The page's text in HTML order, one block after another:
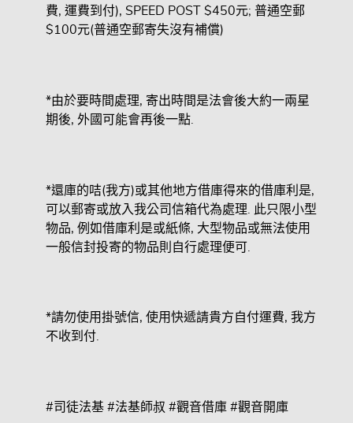
費, 運費到付), SPEED POST $450元; 普通空郵
$100元(普通空郵寄失沒有補償)
*由於要時間處理, 寄出時間是法會後大約一兩星
期後, 外國可能會再後一點.
*還庫的咭(我方)或其他地方借庫得來的借庫利是,
可以郵寄或放入我公司信箱代為處理. 此只限小型
物品, 例如借庫利是或紙條, 大型物品或無法使用
一般信封投寄的物品則自行處理便可.
*請勿使用掛號信, 使用快遞請貴方自付運費, 我方
不收到付.
#司徒法基 #法基師叔 #觀音借庫 #觀音開庫